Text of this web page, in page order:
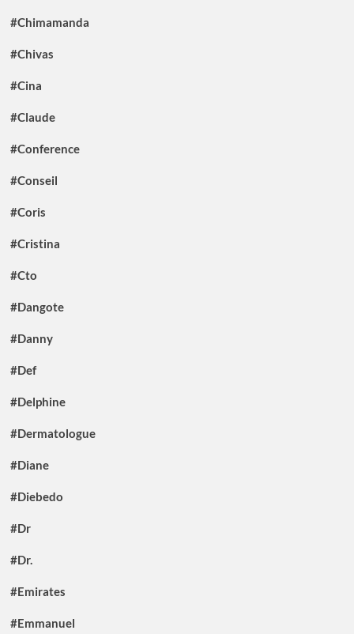
#Chimamanda
#Chivas
#Cina
#Claude
#Conference
#Conseil
#Coris
#Cristina
#Cto
#Dangote
#Danny
#Def
#Delphine
#Dermatologue
#Diane
#Diebedo
#Dr
#Dr.
#Emirates
#Emmanuel